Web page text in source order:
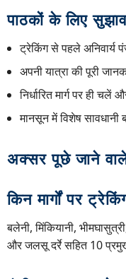
पाठकों के लिए
ट्रेकिंग से पहले अनिवार्य
अपनी यात्रा की पूरी
निर्धारित मार्ग पर ही
मानसून में विशेष सावधानी
अक्सर पूछे जाने
किन मार्गों पर
बलेनी, मिंकियानी,
और जलसू दर्रे सहित 10 प्रमुख